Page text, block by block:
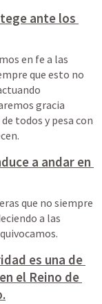
ante los
en fe a las
que esto no
gracia
todos y pesa con
a andar en
que no siempre
a las
es una de
el Reino de